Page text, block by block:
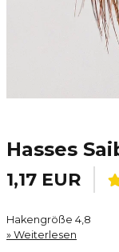
Hasses
1,17 EUR
Hakengröße 4,8
Weiterlesen